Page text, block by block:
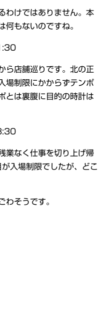
わけではありません。本
何もないのですね。
ら店舗巡りです。北の正
場制限にかからずテンポ
とは裏腹に目的の時計は
業なく仕事を切り上げ帰
入場制限でしたが、どこ
わそうです。